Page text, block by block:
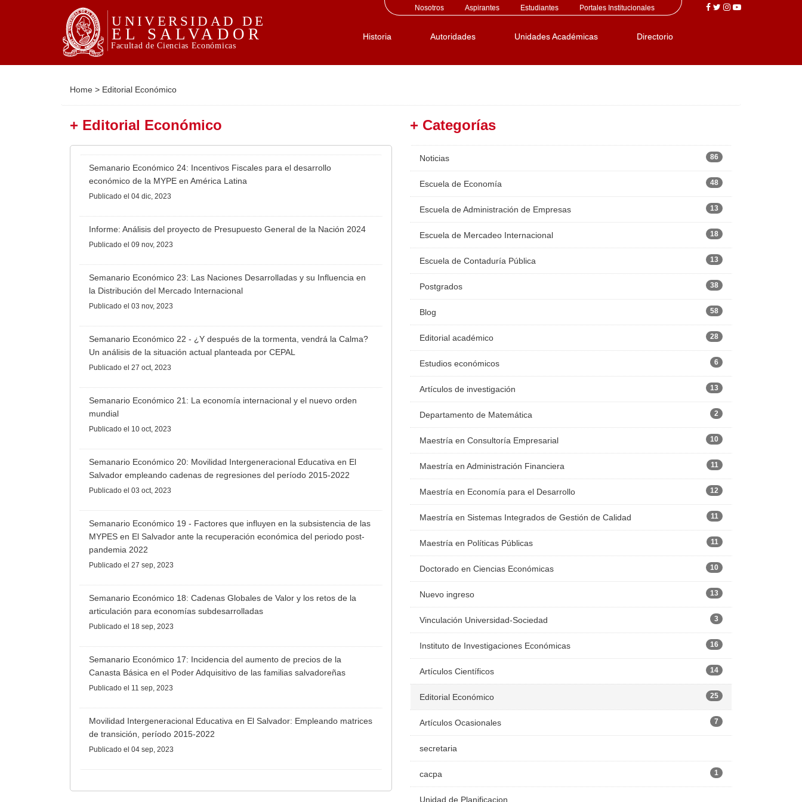
Nosotros Aspirantes Estudiantes Portales Institucionales
Historia Autoridades Unidades Académicas Directorio
Home > Editorial Económico
+ Editorial Económico
Semanario Económico 24: Incentivos Fiscales para el desarrollo
económico de la MYPE en América Latina
Publicado el 04 dic, 2023
Informe: Análisis del proyecto de Presupuesto General de la Nación 2024
Publicado el 09 nov, 2023
Semanario Económico 23: Las Naciones Desarrolladas y su Influencia en
la Distribución del Mercado Internacional
Publicado el 03 nov, 2023
Semanario Económico 22 - ¿Y después de la tormenta, vendrá la Calma?
Un análisis de la situación actual planteada por CEPAL
Publicado el 27 oct, 2023
Semanario Económico 21: La economía internacional y el nuevo orden
mundial
Publicado el 10 oct, 2023
Semanario Económico 20: Movilidad Intergeneracional Educativa en El
Salvador empleando cadenas de regresiones del período 2015-2022
Publicado el 03 oct, 2023
Semanario Económico 19 - Factores que influyen en la subsistencia de las
MYPES en El Salvador ante la recuperación económica del periodo post-
pandemia 2022
Publicado el 27 sep, 2023
Semanario Económico 18: Cadenas Globales de Valor y los retos de la
articulación para economías subdesarrolladas
Publicado el 18 sep, 2023
Semanario Económico 17: Incidencia del aumento de precios de la
Canasta Básica en el Poder Adquisitivo de las familias salvadoreñas
Publicado el 11 sep, 2023
Movilidad Intergeneracional Educativa en El Salvador: Empleando matrices
de transición, período 2015-2022
Publicado el 04 sep, 2023
+ Categorías
Noticias 86
Escuela de Economía 48
Escuela de Administración de Empresas 13
Escuela de Mercadeo Internacional 18
Escuela de Contaduría Pública 13
Postgrados 38
Blog 58
Editorial académico 28
Estudios económicos 6
Artículos de investigación 13
Departamento de Matemática 2
Maestría en Consultoría Empresarial 10
Maestría en Administración Financiera 11
Maestría en Economía para el Desarrollo 12
Maestría en Sistemas Integrados de Gestión de Calidad 11
Maestría en Políticas Públicas 11
Doctorado en Ciencias Económicas 10
Nuevo ingreso 13
Vinculación Universidad-Sociedad 3
Instituto de Investigaciones Económicas 16
Artículos Científicos 14
Editorial Económico 25
Artículos Ocasionales 7
secretaria
cacpa 1
Unidad de Planificacion